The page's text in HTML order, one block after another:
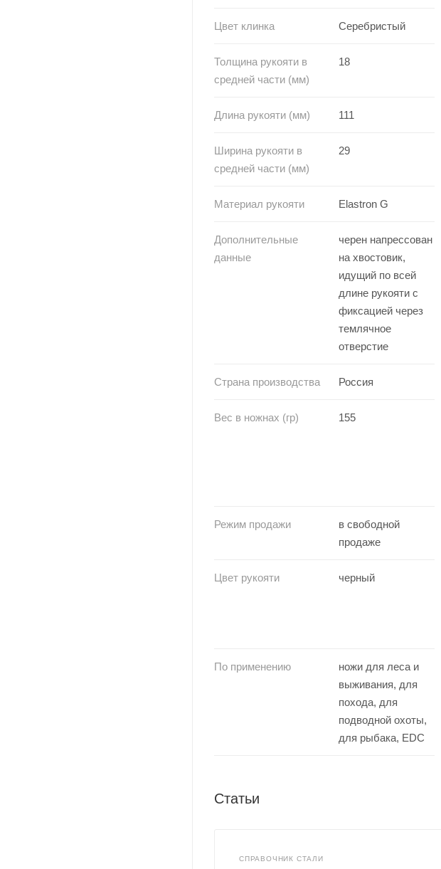
Цвет клинка Серебристый
Толщина рукояти в
средней части (мм)
18
Длина рукояти (мм) 111
Ширина рукояти в
средней части (мм)
29
Материал рукояти Elastron G
Дополнительные
данные
черен напрессован
на хвостовик,
идущий по всей
длине рукояти с
фиксацией через
темлячное
отверстие
Страна производства Россия
Вес в ножнах (гр) 155
Режим продажи
в свободной
продаже
Цвет рукояти черный
По применению
ножи для леса и
выживания, для
похода, для
подводной охоты,
для рыбака, EDC
Статьи
СПРАВОЧНИК СТАЛИ